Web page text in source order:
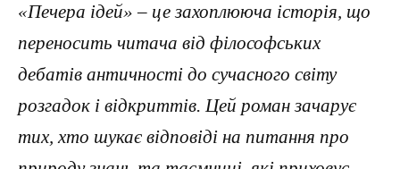
«Печера ідей» – це захоплююча історія, що
переносить читача від філософських
дебатів античності до сучасного світу
розгадок і відкриттів. Цей роман зачарує
тих, хто шукає відповіді на питання про